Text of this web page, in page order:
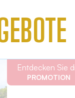
Entdecken Sie
PROMOTION